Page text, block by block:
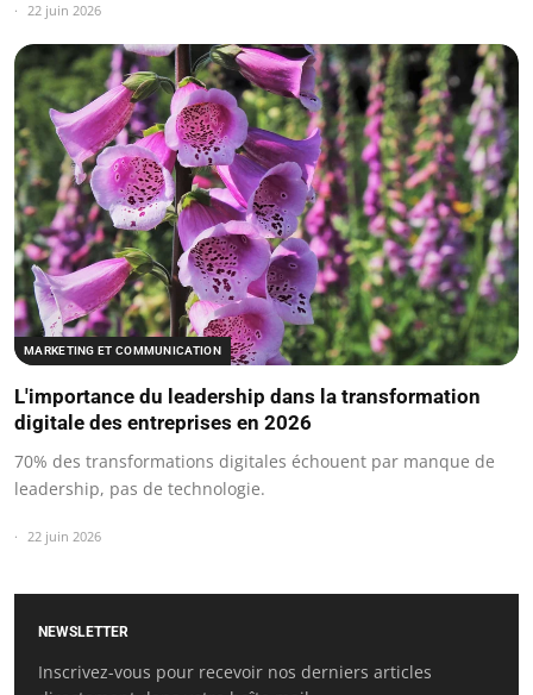
22 juin 2026
MARKETING ET COMMUNICATION
L'importance du leadership dans la transformation
digitale des entreprises en 2026
70% des transformations digitales échouent par manque de
leadership, pas de technologie.
22 juin 2026
NEWSLETTER
Inscrivez-vous pour recevoir nos derniers articles